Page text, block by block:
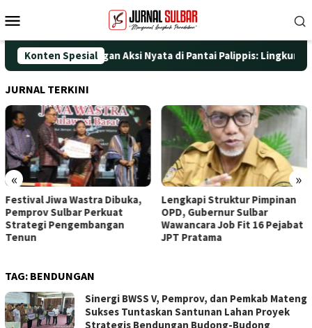
ke
Mobile
Konten Spesial
HUT ke-25 dengan Aksi Nyata di Pantai Palippis: Lingkungan
JURNAL TERKINI
« »
Festival Jiwa Wastra Dibuka,
Pemprov Sulbar Perkuat
Strategi Pengembangan
Tenun
Lengkapi Struktur Pimpinan
OPD, Gubernur Sulbar
Wawancara Job Fit 16 Pejabat
JPT Pratama
TAG: BENDUNGAN
Sinergi BWSS V, Pemprov, dan Pemkab Mateng
Sukses Tuntaskan Santunan Lahan Proyek
Strategis Bendungan Budong-Budong